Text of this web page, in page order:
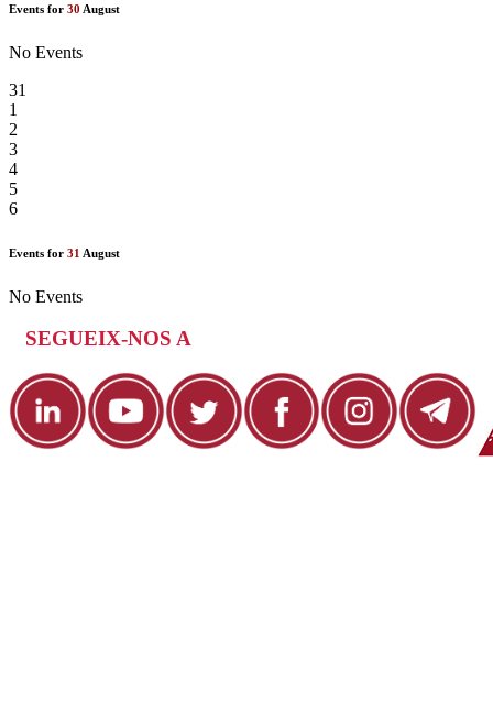
Events for 30 August
No Events
31
1
2
3
4
5
6
Events for 31 August
No Events
SEGUEIX-NOS A